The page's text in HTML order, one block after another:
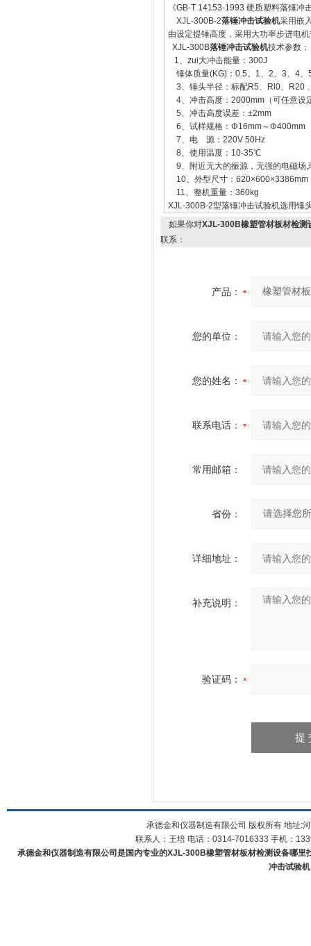
《GB-T 14153-1993 硬质塑料落锤冲
XJL-300B-2落锤冲击试验机采用嵌
由设定提锤高度，采用大功率步进电
XJL-300B落锤冲击试验机技术参数：
1、zui大冲击能量：300J
锤体质量(KG)：0.5、1、2、3、4
3、锤头半径：标配R5、Rl0、R20
4、冲击高度：2000mm（可任意设
5、冲击高度误差：±2mm
6、试样规格：Φ16mm～Φ400mm
7、电 源：220V 50Hz
8、使用温度：10-35℃
9、附近无大的振源，无强的电磁场,
10、外型尺寸：620×600×3386mm
11、整机重量：360kg
XJL-300B-2型落锤冲击试验机选用锤
如果你对XJL-300B橡塑管材板材检测
联系：
产品：
您的单位：
您的姓名：
联系电话：
常用邮箱：
省份：
详细地址：
补充说明：
验证码：
承德金和仪器制造有限公司 版权所有 地址:
联系人：王培 电话：0314-7016333 手机：
承德金和仪器制造有限公司是国内专业的XJL-300B橡塑管材板材检测设备哪
冲击试验